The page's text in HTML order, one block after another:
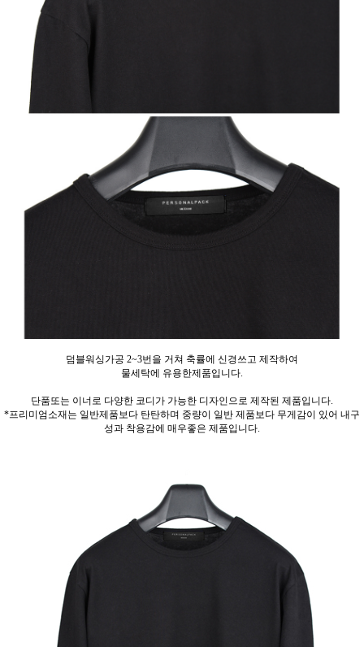
덤블워싱가공 2~3번을 거쳐 축률에 신경쓰고 제작하여
물세탁에 유용한제품입니다.
단품또는 이너로 다양한 코디가 가능한 디자인으로 제작된 제품입니다.
*프리미엄소재는 일반제품보다 탄탄하며 중량이 일반 제품보다 무게감이 있어 내구
성과 착용감에 매우좋은 제품입니다.